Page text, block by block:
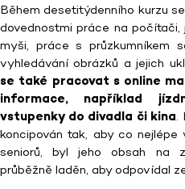
Během desetitýdenního kurzu
dovednostmi práce na
myši, práce s průzkumníkem
vyhledávání obrázků a jejich
se také pracovat s online
informace, například
vstupenky do divadla či kina
koncipován tak, aby co
seniorů, byl jeho obsah na
průběžně laděn, aby odpovídal